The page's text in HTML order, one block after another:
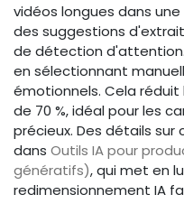
vidéos longues dans
des suggestions
de détection
en sélectionnant
émotionnels. Cela
de 70 %, idéal pour les
précieux. Des détails
dans Outils IA pour
génératifs), qui met en
redimensionnement IA